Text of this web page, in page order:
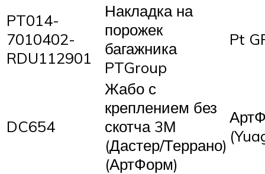
PT014-
7010402-
RDU112901
Накладка на
порожек
багажника
PTGroup
Pt
DC654
Жабо с
креплением без
скотча 3М
(Дастер/Террано)
(АртФорм)